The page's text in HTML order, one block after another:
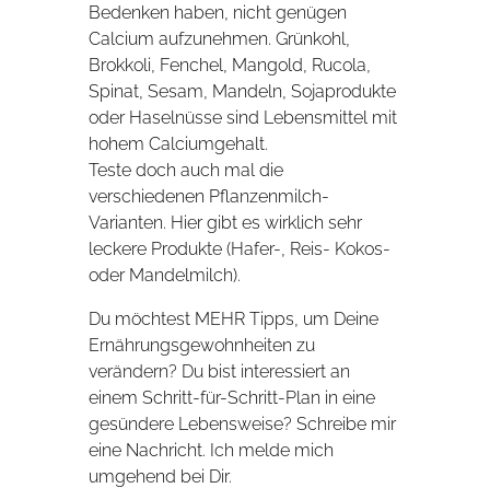
Bedenken haben, nicht genügen
Calcium aufzunehmen. Grünkohl,
Brokkoli, Fenchel, Mangold, Rucola,
Spinat, Sesam, Mandeln, Sojaprodukte
oder Haselnüsse sind Lebensmittel mit
hohem Calciumgehalt.
Teste doch auch mal die
verschiedenen Pflanzenmilch-
Varianten. Hier gibt es wirklich sehr
leckere Produkte (Hafer-, Reis- Kokos-
oder Mandelmilch).
Du möchtest MEHR Tipps, um Deine
Ernährungsgewohnheiten zu
verändern? Du bist interessiert an
einem Schritt-für-Schritt-Plan in eine
gesündere Lebensweise? Schreibe mir
eine Nachricht. Ich melde mich
umgehend bei Dir.